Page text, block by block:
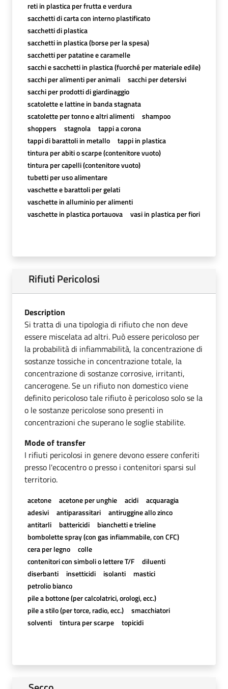
reti in plastica per frutta e verdura
sacchetti di carta con interno plastificato
sacchetti di plastica
sacchetti in plastica (borse per la spesa)
sacchetti per patatine e caramelle
sacchi e sacchetti in plastica (fuorché per materiale edile)
sacchi per alimenti per animali
sacchi per detersivi
sacchi per prodotti di giardinaggio
scatolette e lattine in banda stagnata
scatolette per tonno e altri alimenti
shampoo
shoppers
stagnola
tappi a corona
tappi di barattoli in metallo
tappi in plastica
tintura per abiti o scarpe (contenitore vuoto)
tintura per capelli (contenitore vuoto)
tubetti per uso alimentare
vaschette e barattoli per gelati
vaschette in alluminio per alimenti
vaschette in plastica portauova
vasi in plastica per fiori
Rifiuti Pericolosi
Description
Si tratta di una tipologia di rifiuto che non deve
essere miscelata ad altri. Può essere pericoloso per
la probabilità di infiammabilità, la concentrazione di
sostanze tossiche in concentrazione totale, la
concentrazione di sostanze corrosive, irritanti,
cancerogene. Se un rifiuto non domestico viene
definito pericoloso tale rifiuto è pericoloso solo se la
o le sostanze pericolose sono presenti in
concentrazioni che superano le soglie stabilite.
Mode of transfer
I rifiuti pericolosi in genere devono essere conferiti
presso l'ecocentro o presso i contenitori sparsi sul
territorio.
acetone acetone per unghie acidi
acquaragia
adesivi
antiparassitari
antiruggine allo zinco
antitarli
battericidi
bianchetti e trieline
bombolette spray (con gas infiammabile, con CFC)
cera per legno
colle
contenitori con simboli o lettere T/F
diluenti
diserbanti
insetticidi isolanti
mastici
petrolio bianco
pile a bottone (per calcolatrici, orologi, ecc.)
pile a stilo (per torce, radio, ecc.)
smacchiatori
solventi
tintura per scarpe topicidi